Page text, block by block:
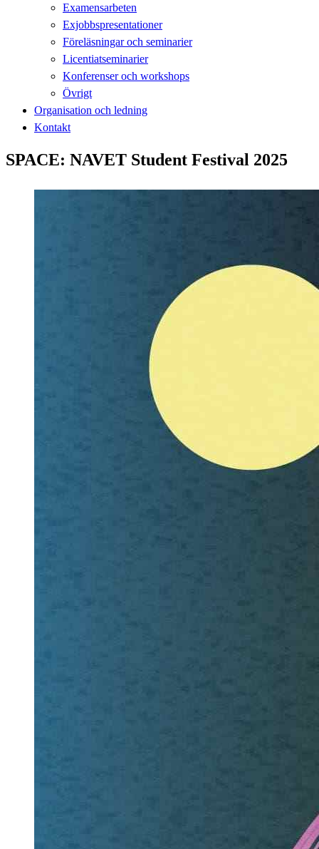
Examensarbeten
Exjobbspresentationer
Föreläsningar och seminarier
Licentiatseminarier
Konferenser och workshops
Övrigt
Organisation och ledning
Kontakt
SPACE: NAVET Student Festival 2025